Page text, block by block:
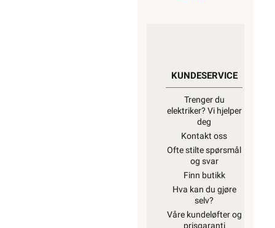
KUNDESERVICE
Trenger du
elektriker? Vi hjelper
deg
Kontakt oss
Ofte stilte spørsmål
og svar
Finn butikk
Hva kan du gjøre
selv?
Våre kundeløfter og
prisgaranti